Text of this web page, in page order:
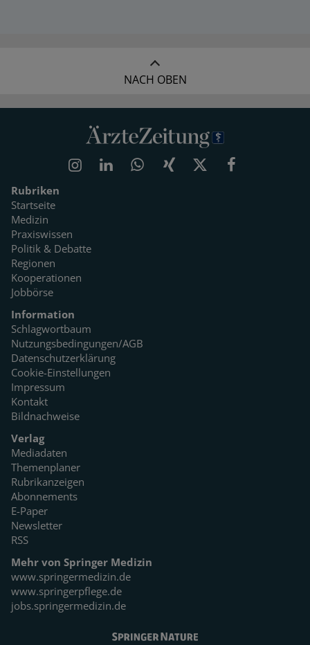
NACH OBEN
Rubriken
Startseite
Medizin
Praxiswissen
Politik & Debatte
Regionen
Kooperationen
Jobbörse
Information
Schlagwortbaum
Nutzungsbedingungen/AGB
Datenschutzerklärung
Cookie-Einstellungen
Impressum
Kontakt
Bildnachweise
Verlag
Mediadaten
Themenplaner
Rubrikanzeigen
Abonnements
E-Paper
Newsletter
RSS
Mehr von Springer Medizin
www.springermedizin.de
www.springerpflege.de
jobs.springermedizin.de